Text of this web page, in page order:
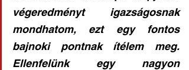
végeredményt igazságosnak
mondhatom, ezt egy fontos
bajnoki pontnak ítélem meg.
Ellenfelünk egy nagyon